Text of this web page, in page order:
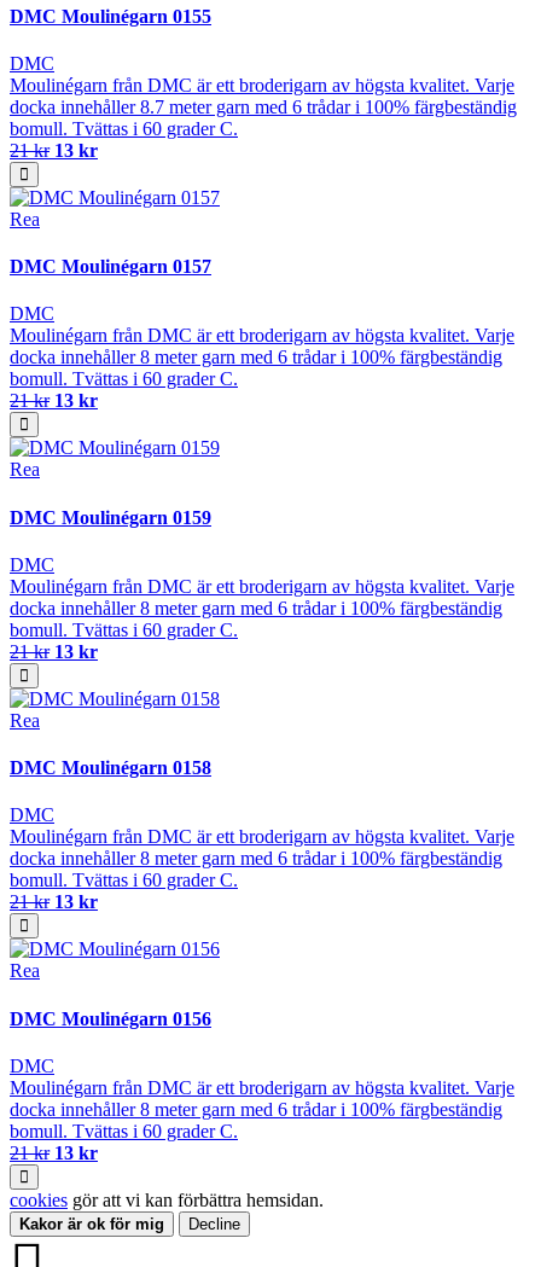
DMC Moulinégarn 0155
DMC
Moulinégarn från DMC är ett broderigarn av högsta kvalitet. Varje
docka innehåller 8.7 meter garn med 6 trådar i 100% färgbeständig
bomull. Tvättas i 60 grader C.
21 kr 13 kr
Rea
DMC Moulinégarn 0157
DMC
Moulinégarn från DMC är ett broderigarn av högsta kvalitet. Varje
docka innehåller 8 meter garn med 6 trådar i 100% färgbeständig
bomull. Tvättas i 60 grader C.
21 kr 13 kr
Rea
DMC Moulinégarn 0159
DMC
Moulinégarn från DMC är ett broderigarn av högsta kvalitet. Varje
docka innehåller 8 meter garn med 6 trådar i 100% färgbeständig
bomull. Tvättas i 60 grader C.
21 kr 13 kr
Rea
DMC Moulinégarn 0158
DMC
Moulinégarn från DMC är ett broderigarn av högsta kvalitet. Varje
docka innehåller 8 meter garn med 6 trådar i 100% färgbeständig
bomull. Tvättas i 60 grader C.
21 kr 13 kr
Rea
DMC Moulinégarn 0156
DMC
Moulinégarn från DMC är ett broderigarn av högsta kvalitet. Varje
docka innehåller 8 meter garn med 6 trådar i 100% färgbeständig
bomull. Tvättas i 60 grader C.
21 kr 13 kr
cookies gör att vi kan förbättra hemsidan.
Kakor är ok för mig Decline